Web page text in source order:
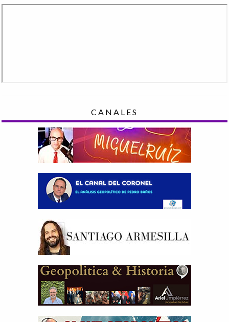
CANALES